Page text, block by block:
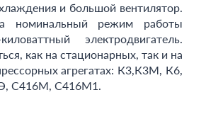
и большой вентилятор.
номинальный режим работы
электродвигатель.
как на стационарных, так и на
агрегатах: К3,К3М, К6,
С416М, С416М1.